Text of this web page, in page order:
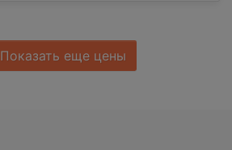
Показать еще цены